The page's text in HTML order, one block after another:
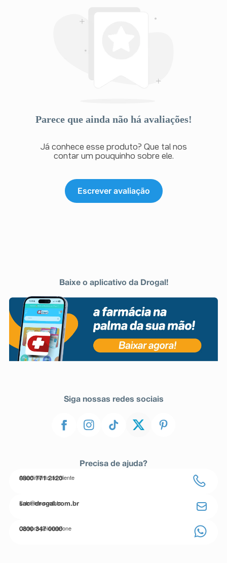
Parece que ainda não há avaliações!
Já conhece esse produto? Que tal nos
contar um pouquinho sobre ele.
Escrever avaliação
Baixe o aplicativo da Drogal!
Siga nossas redes sociais
Precisa de ajuda?
Atendimento ao cliente
0800 771 2120
Entre em contato
sac@drogal.com.br
Compre pelo telefone
0800 347 0000